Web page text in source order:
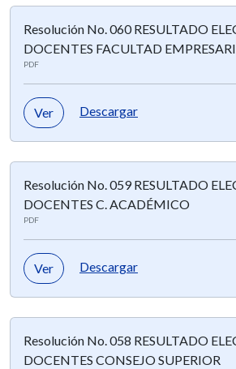
Resolución No. 060 RESULTADO
DOCENTES FACULTAD
PDF
Ver Descargar
Resolución No. 059 RESULTADO
DOCENTES C. ACADÉMICO
PDF
Ver Descargar
Resolución No. 058 RESULTADO
DOCENTES CONSEJO SUPERIOR